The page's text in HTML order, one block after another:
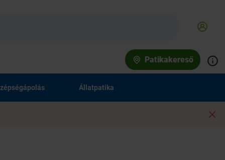
Patikakereső
Állatpatika